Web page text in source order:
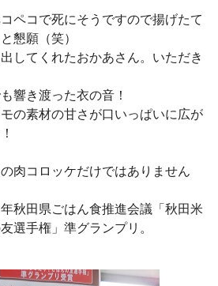
ペコで死にそうですので揚げたて
懇願（笑）
してくれたおかあさん。いただき
響き渡った衣の音！
の素材の甘さが口いっぱいに広が
肉コロッケだけではありません
秋田県ごはん食推進会議「秋田米
選手権」準グランプリ。